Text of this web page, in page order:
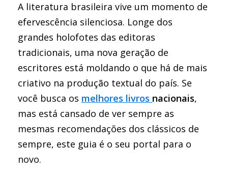
A literatura brasileira vive um momento de
efervescência silenciosa. Longe dos
grandes holofotes das editoras
tradicionais, uma nova geração de
escritores está moldando o que há de mais
criativo na produção textual do país. Se
você busca os melhores livros nacionais,
mas está cansado de ver sempre as
mesmas recomendações dos clássicos de
sempre, este guia é o seu portal para o
novo.